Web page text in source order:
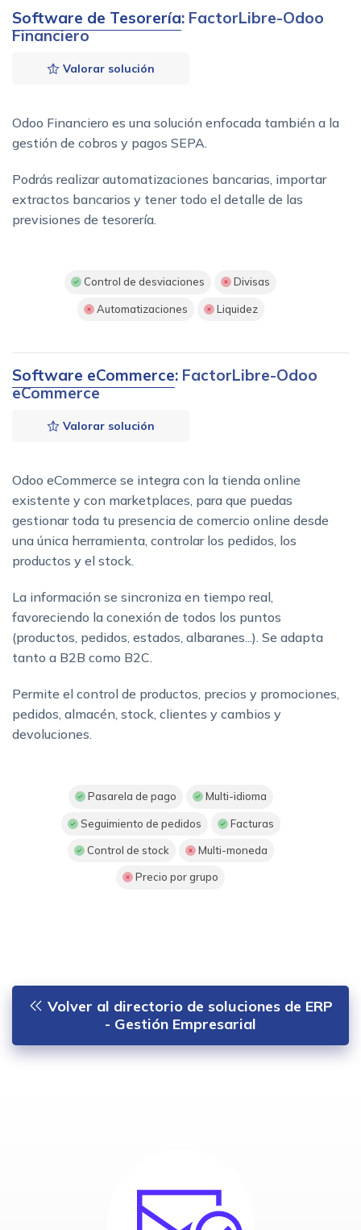
Software de Tesorería: FactorLibre-Odoo
Financiero
Valorar solución
Odoo Financiero es una solución enfocada también a la
gestión de cobros y pagos SEPA.
Podrás realizar automatizaciones bancarias, importar
extractos bancarios y tener todo el detalle de las
previsiones de tesorería.
Control de desviaciones Divisas
Automatizaciones Liquidez
Software eCommerce: FactorLibre-Odoo
eCommerce
Valorar solución
Odoo eCommerce se integra con la tienda online
existente y con marketplaces, para que puedas
gestionar toda tu presencia de comercio online desde
una única herramienta, controlar los pedidos, los
productos y el stock.
La información se sincroniza en tiempo real,
favoreciendo la conexión de todos los puntos
(productos, pedidos, estados, albaranes...). Se adapta
tanto a B2B como B2C.
Permite el control de productos, precios y promociones,
pedidos, almacén, stock, clientes y cambios y
devoluciones.
Pasarela de pago Multi-idioma
Seguimiento de pedidos Facturas
Control de stock Multi-moneda
Precio por grupo
Volver al directorio de soluciones de ERP
- Gestión Empresarial